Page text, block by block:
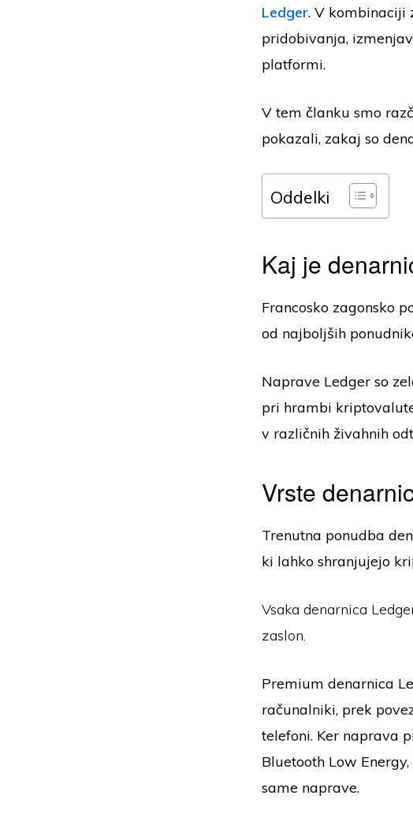
Ledger. V kombinaciji
pridobivanja,
platformi.
V tem članku smo
pokazali, zakaj so
Oddelki
Kaj je
Francosko zagonsko
od najboljših
Naprave Ledger so
pri hrambi
v različnih živahnih
Vrste
Trenutna ponudba
ki lahko shranjujejo
Vsaka denarnica
zaslon.
Premium denarnica
računalniki, prek
telefoni. Ker naprava
Bluetooth Low
same naprave.